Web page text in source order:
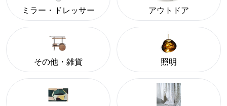
ミラー・ドレッサー アウトドア
その他・雑貨 照明